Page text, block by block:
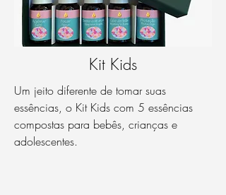
Kit Kids
Um jeito diferente de tomar suas
essências, o Kit Kids com 5 essências
compostas para bebês, crianças e
adolescentes.